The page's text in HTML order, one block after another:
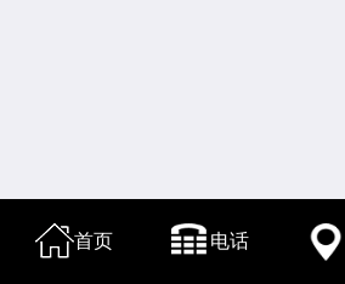
首页 电话